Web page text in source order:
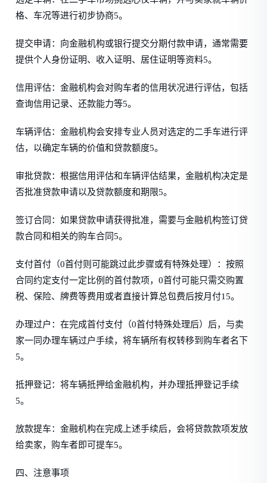
格、车况等进行初步协商5。
提交申请：向金融机构或银行提交分期付款申请，通常需要
提供个人身份证明、收入证明、居住证明等资料5。
信用评估：金融机构会对购车者的信用状况进行评估，包括
查询信用记录、还款能力等5。
车辆评估：金融机构会安排专业人员对选定的二手车进行评
估，以确定车辆的价值和贷款额度5。
审批贷款：根据信用评估和车辆评估结果，金融机构决定是
否批准贷款申请以及贷款额度和期限5。
签订合同：如果贷款申请获得批准，需要与金融机构签订贷
款合同和相关的购车合同5。
支付首付（0首付则可能跳过此步骤或有特殊处理）：按照
合同约定支付一定比例的首付款项，0首付可能只需交购置
税、保险、牌费等费用或者直接计算总包费后按月付15。
办理过户：在完成首付支付（0首付特殊处理后）后，与卖
家一同办理车辆过户手续，将车辆所有权转移到购车者名下
5。
抵押登记：将车辆抵押给金融机构，并办理抵押登记手续
5。
放款提车：金融机构在完成上述手续后，会将贷款款项发放
给卖家，购车者即可提车5。
四、注意事项